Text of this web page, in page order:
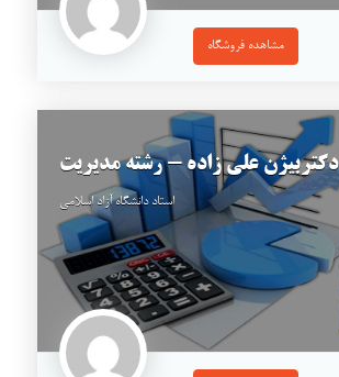
مشاهده فروشگاه
دکتربیژن علی زاده - رشته مدیریت
استاد دانشگاه آزاد اسلامی